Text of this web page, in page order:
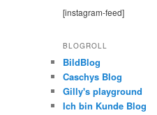
[instagram-feed]
BLOGROLL
BildBlog
Caschys Blog
Gilly's playground
Ich bin Kunde Blog